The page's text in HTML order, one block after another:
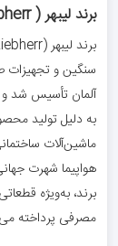
برند لیبهر ( Liebherr)
آلمان تأسیس شد و
به دلیل تولید
ماشین‌آلات
هواپیما شهرت
برند، به‌ویژه
مصرفی پرداخته